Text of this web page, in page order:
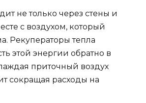
не только через стены и
с воздухом, который
Рекуператоры тепла
этой энергии обратно в
приточный воздух
сокращая расходы на